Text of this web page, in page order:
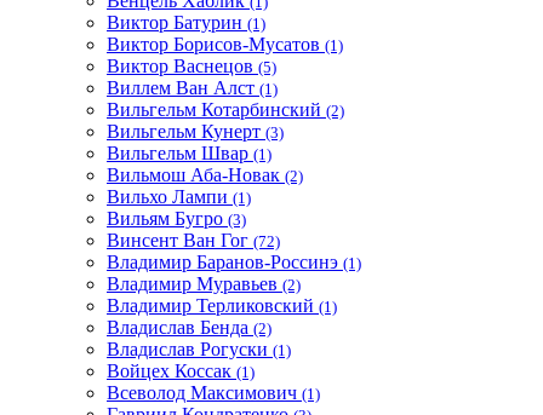
Виктор Батурин (1)
Виктор Борисов-Мусатов (1)
Виктор Васнецов (5)
Виллем Ван Алст (1)
Вильгельм Котарбинский (2)
Вильгельм Кунерт (3)
Вильгельм Швар (1)
Вильмош Аба-Новак (2)
Вильхо Лампи (1)
Вильям Бугро (3)
Винсент Ван Гог (72)
Владимир Баранов-Россинэ (1)
Владимир Муравьев (2)
Владимир Терликовский (1)
Владислав Бенда (2)
Владислав Рогуски (1)
Войцех Коссак (1)
Всеволод Максимович (1)